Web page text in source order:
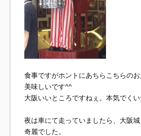
食事ですがホントにあちらこちらの
美味しいです^^
大阪いいところですねぇ。本気でく
夜は車にて走っていましたら、大阪
奇麗でした。